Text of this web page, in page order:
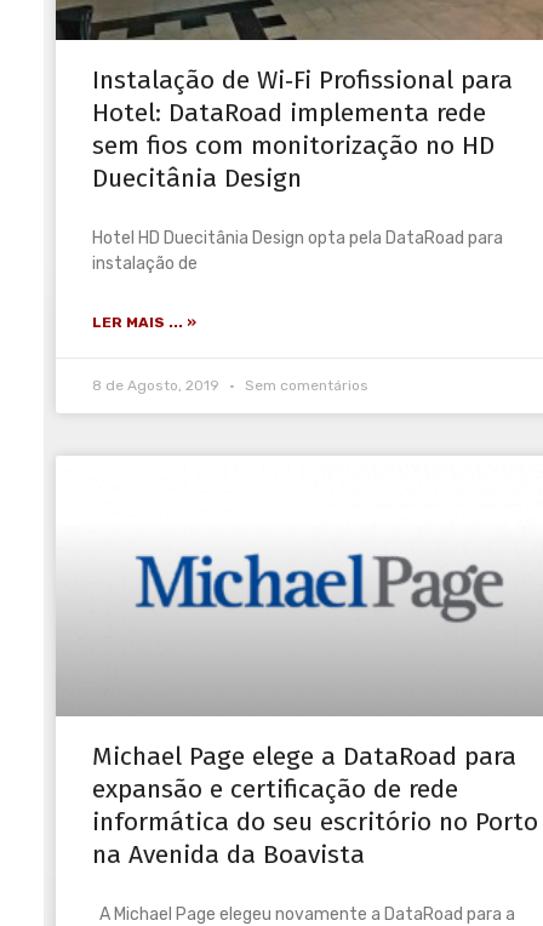
Instalação de Wi‑Fi Profissional para
Hotel: DataRoad implementa rede
sem fios com monitorização no HD
Duecitânia Design
Hotel HD Duecitânia Design opta pela DataRoad para
instalação de
LER MAIS ... »
8 de Agosto, 2019 Sem comentários
Michael Page elege a DataRoad para
expansão e certificação de rede
informática do seu escritório no Porto
na Avenida da Boavista
A Michael Page elegeu novamente a DataRoad para a